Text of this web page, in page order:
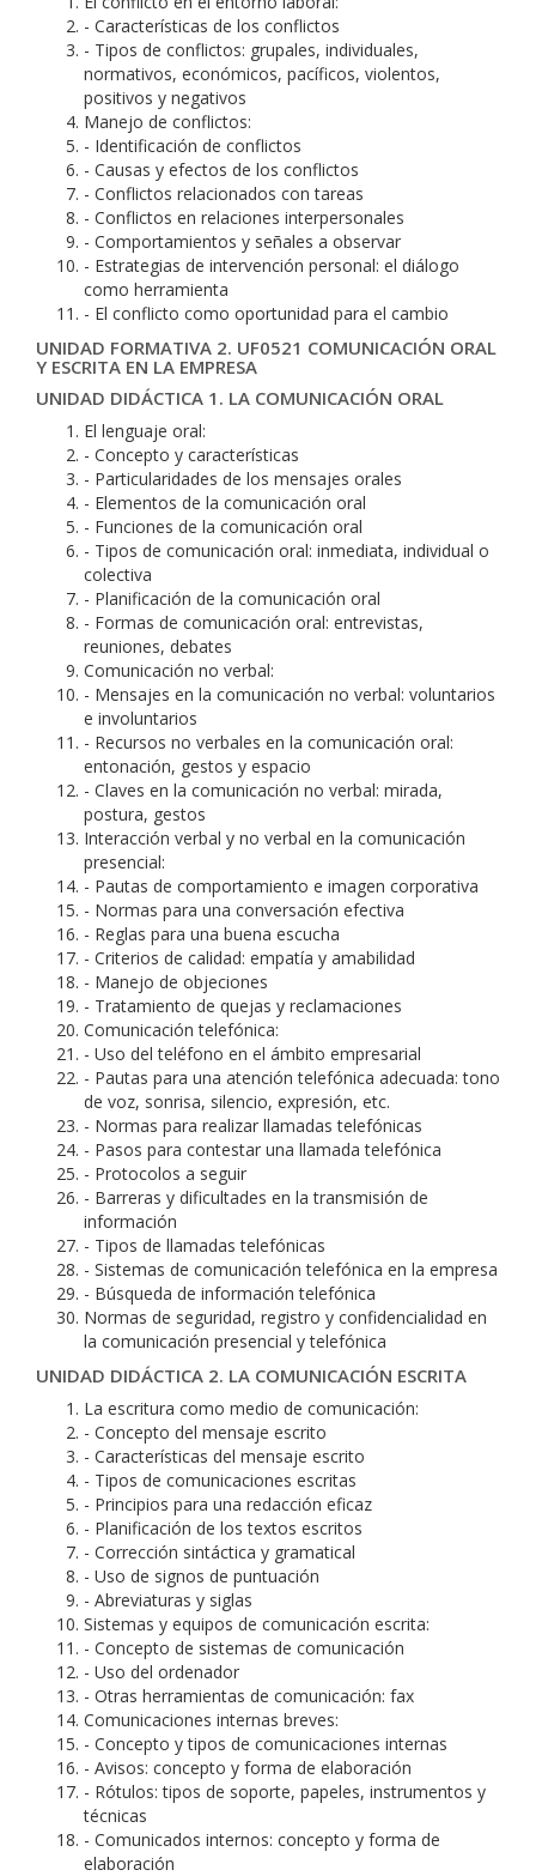
- Características de los conflictos
- Tipos de conflictos: grupales, individuales,
normativos, económicos, pacíficos, violentos,
positivos y negativos
Manejo de conflictos:
- Identificación de conflictos
- Causas y efectos de los conflictos
- Conflictos relacionados con tareas
- Conflictos en relaciones interpersonales
- Comportamientos y señales a observar
- Estrategias de intervención personal: el diálogo
como herramienta
- El conflicto como oportunidad para el cambio
UNIDAD FORMATIVA 2. UF0521 COMUNICACIÓN ORAL
Y ESCRITA EN LA EMPRESA
UNIDAD DIDÁCTICA 1. LA COMUNICACIÓN ORAL
El lenguaje oral:
- Concepto y características
- Particularidades de los mensajes orales
- Elementos de la comunicación oral
- Funciones de la comunicación oral
- Tipos de comunicación oral: inmediata, individual o
colectiva
- Planificación de la comunicación oral
- Formas de comunicación oral: entrevistas,
reuniones, debates
Comunicación no verbal:
- Mensajes en la comunicación no verbal: voluntarios
e involuntarios
- Recursos no verbales en la comunicación oral:
entonación, gestos y espacio
- Claves en la comunicación no verbal: mirada,
postura, gestos
Interacción verbal y no verbal en la comunicación
presencial:
- Pautas de comportamiento e imagen corporativa
- Normas para una conversación efectiva
- Reglas para una buena escucha
- Criterios de calidad: empatía y amabilidad
- Manejo de objeciones
- Tratamiento de quejas y reclamaciones
Comunicación telefónica:
- Uso del teléfono en el ámbito empresarial
- Pautas para una atención telefónica adecuada: tono
de voz, sonrisa, silencio, expresión, etc.
- Normas para realizar llamadas telefónicas
- Pasos para contestar una llamada telefónica
- Protocolos a seguir
- Barreras y dificultades en la transmisión de
información
- Tipos de llamadas telefónicas
- Sistemas de comunicación telefónica en la empresa
- Búsqueda de información telefónica
Normas de seguridad, registro y confidencialidad en
la comunicación presencial y telefónica
UNIDAD DIDÁCTICA 2. LA COMUNICACIÓN ESCRITA
La escritura como medio de comunicación:
- Concepto del mensaje escrito
- Características del mensaje escrito
- Tipos de comunicaciones escritas
- Principios para una redacción eficaz
- Planificación de los textos escritos
- Corrección sintáctica y gramatical
- Uso de signos de puntuación
- Abreviaturas y siglas
Sistemas y equipos de comunicación escrita:
- Concepto de sistemas de comunicación
- Uso del ordenador
- Otras herramientas de comunicación: fax
Comunicaciones internas breves:
- Concepto y tipos de comunicaciones internas
- Avisos: concepto y forma de elaboración
- Rótulos: tipos de soporte, papeles, instrumentos y
técnicas
- Comunicados internos: concepto y forma de
elaboración